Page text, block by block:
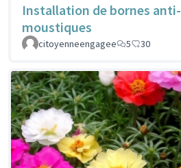
Installation de bornes anti-
moustiques
citoyenneengagee 5 30